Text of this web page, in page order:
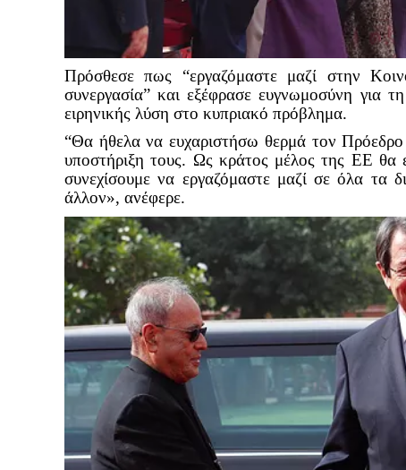
Πρόσθεσε πως “εργαζόμαστε μαζί στην
συνεργασία” και εξέφρασε ευγνωμοσύνη για
ειρηνικής λύση στο κυπριακό πρόβλημα.
“Θα ήθελα να ευχαριστήσω θερμά τον
υποστήριξη τους. Ως κράτος μέλος της ΕΕ θα
συνεχίσουμε να εργαζόμαστε μαζί σε όλα
άλλον», ανέφερε.